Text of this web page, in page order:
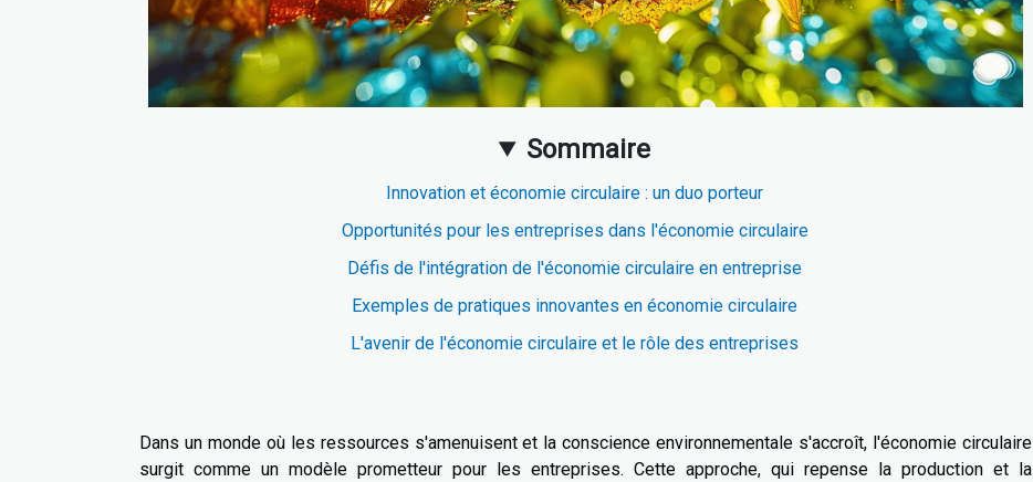
Sommaire
Innovation et économie circulaire : un duo porteur
Opportunités pour les entreprises dans l'économie circulaire
Défis de l'intégration de l'économie circulaire en entreprise
Exemples de pratiques innovantes en économie circulaire
L'avenir de l'économie circulaire et le rôle des entreprises
Dans un monde où les ressources s'amenuisent et la conscience environnementale s'accroît, l'économie circulaire
surgit comme un modèle prometteur pour les entreprises. Cette approche, qui repense la production et la